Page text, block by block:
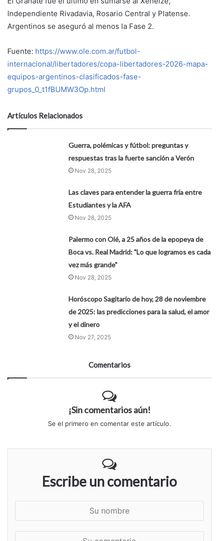
Independiente Rivadavia, Rosario Central y Platense.
Argentinos se aseguró al menos la Fase 2.
Fuente: https://www.ole.com.ar/futbol-
internacional/libertadores/copa-libertadores-2026-mapa-
equipos-argentinos-clasificados-fase-
grupos_0_t1fBUMW3Op.html
Artículos Relacionados
Guerra, polémicas y fútbol: preguntas y
respuestas tras la fuerte sanción a Verón
Nov 28, 2025
Las claves para entender la guerra fría entre
Estudiantes y la AFA
Nov 28, 2025
Palermo con Olé, a 25 años de la epopeya de
Boca vs. Real Madrid: "Lo que logramos es cada
vez más grande"
Nov 28, 2025
Horóscopo Sagitario de hoy, 28 de noviembre
de 2025: las predicciones para la salud, el amor
y el dinero
Nov 27, 2025
Comentarios
¡Sin comentarios aún!
Se el primero en comentar este artículo.
Escribe un comentario